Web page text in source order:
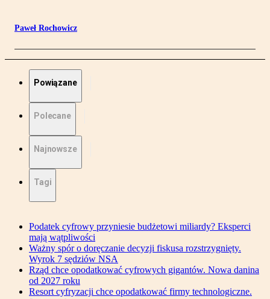
Paweł Rochowicz
Powiązane
Polecane
Najnowsze
Tagi
Podatek cyfrowy przyniesie budżetowi miliardy? Eksperci
mają wątpliwości
Ważny spór o doręczanie decyzji fiskusa rozstrzygnięty.
Wyrok 7 sędziów NSA
Rząd chce opodatkować cyfrowych gigantów. Nowa danina
od 2027 roku
Resort cyfryzacji chce opodatkować firmy technologiczne.